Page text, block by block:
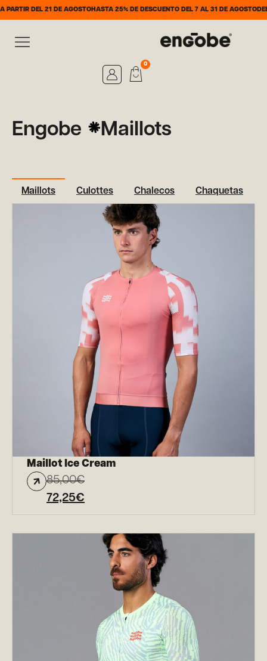
DE AGOSTOHASTA 25% DE DESCUENTO DEL 7 AL 31 DE AGOSTODEBIDO AL
0
Engobe Maillots
Maillots Culottes Chalecos Chaquetas
Maillot Ice Cream
85,00€
72,25€